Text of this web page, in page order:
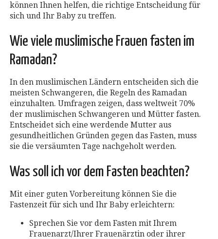
können Ihnen helfen, die richtige Entscheidung für
sich und Ihr Baby zu treffen.
Wie viele muslimische Frauen fasten im
Ramadan?
In den muslimischen Ländern entscheiden sich die
meisten Schwangeren, die Regeln des Ramadan
einzuhalten. Umfragen zeigen, dass weltweit 70%
der muslimischen Schwangeren und Mütter fasten.
Entscheidet sich eine werdende Mutter aus
gesundheitlichen Gründen gegen das Fasten, muss
sie die versäumten Tage nachgeholt werden.
Was soll ich vor dem Fasten beachten?
Mit einer guten Vorbereitung können Sie die
Fastenzeit für sich und Ihr Baby erleichtern:
Sprechen Sie vor dem Fasten mit Ihrem
Frauenarzt/Ihrer Frauenärztin oder ihrer